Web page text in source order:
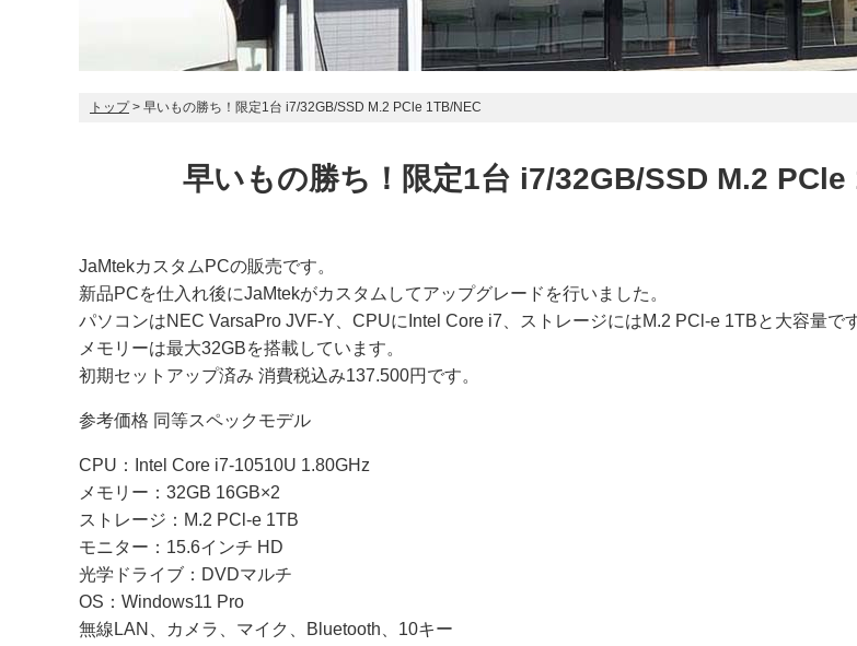
トップ> 早いもの勝ち！限定1台 i7/32GB/SSD M.2 PCle 1TB/NEC
早いもの勝ち！限定1台 i7/32GB/SSD M.2 PCle
JaMtekカスタムPCの販売です。
新品PCを仕入れ後にJaMtekがカスタムしてアップグレードを行いました。
パソコンはNEC VarsaPro JVF-Y、CPUにIntel Core i7、ストレージにはM.2 PCl-e 1TBと大容量です
メモリーは最大32GBを搭載しています。
初期セットアップ済み 消費税込み137.500円です。
参考価格 同等スペックモデル
CPU：Intel Core i7-10510U 1.80GHz
メモリー：32GB 16GB×2
ストレージ：M.2 PCl-e 1TB
モニター：15.6インチ HD
光学ドライブ：DVDマルチ
OS：Windows11 Pro
無線LAN、カメラ、マイク、Bluetooth、10キー